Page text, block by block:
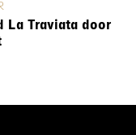
La Traviata door